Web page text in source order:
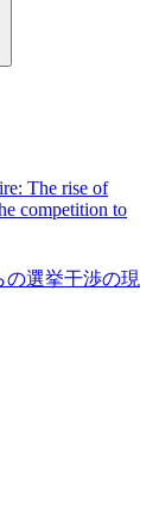
The rise of
competition to
選挙干渉の現